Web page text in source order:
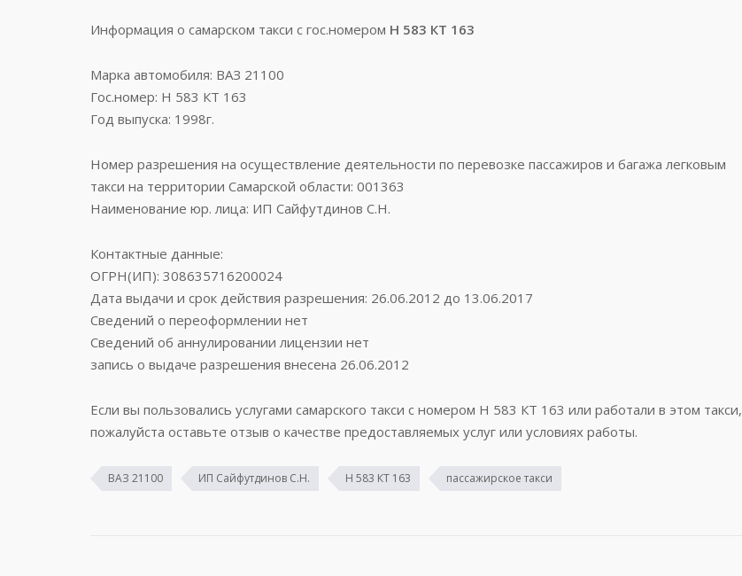
Информация о самарском такси с гос.номером Н 583 КТ 163
Марка автомобиля: ВАЗ 21100
Гос.номер: Н 583 КТ 163
Год выпуска: 1998г.
Номер разрешения на осуществление деятельности по перевозке пассажиров и багажа легковым
такси на территории Самарской области: 001363
Наименование юр. лица: ИП Сайфутдинов С.Н.
Контактные данные:
ОГРН(ИП): 308635716200024
Дата выдачи и срок действия разрешения: 26.06.2012 до 13.06.2017
Сведений о переоформлении нет
Сведений об аннулировании лицензии нет
запись о выдаче разрешения внесена 26.06.2012
Если вы пользовались услугами самарского такси с номером Н 583 КТ 163 или работали в этом такси,
пожалуйста оставьте отзыв о качестве предоставляемых услуг или условиях работы.
ВАЗ 21100 ИП Сайфутдинов С.Н. Н 583 КТ 163 пассажирское такси